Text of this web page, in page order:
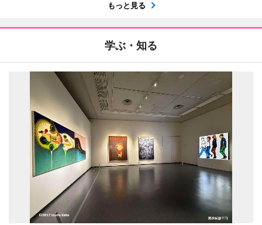
もっと見る
学ぶ・知る